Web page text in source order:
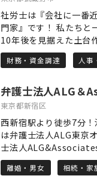
談にも柔軟に対応して
ご都合のよいスタイル
談いただけます。受給
得られるのは、経済的
ありません。「これか
た前向きな一歩を描い
う、私自身もその一助
願っています。「相談
「これで少し安心でき
ただけるよう、丁寧で
からお約束します。
リットや費用の面につ
だいたうえで業務を進
すので安心してご相談
祝、夜間対応可能です
社労士は『会社に一番
門家』です！ 私たちと
10年後を見据えた土台
いりましょう。 主な業
保険・社会保険の手続
し 〇確定拠出年金（企
入支援 〇年金相談・申
支援に力を入れており
って多くのメリットが
で、詳しくは当事務所
ご覧いただき、お気軽
い。
財務・資金調達 人事
東京都新宿区
西新宿駅より徒歩7分
は弁護士法人ALG東京
士法人
に特化した弁護士が集
型」の事業スキームと
離婚・男女 相続・家